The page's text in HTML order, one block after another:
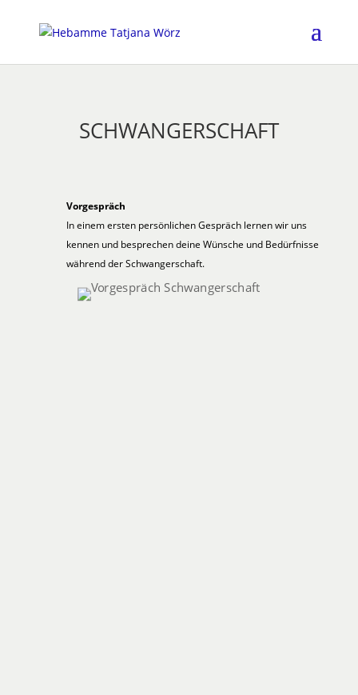
SCHWANGERSCHAFT
Vorgespräch
In einem ersten persönlichen Gespräch lernen wir uns
kennen und besprechen deine Wünsche und Bedürfnisse
während der Schwangerschaft.